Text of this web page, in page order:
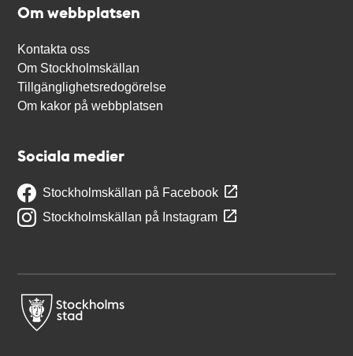
Om webbplatsen
Kontakta oss
Om Stockholmskällan
Tillgänglighetsredogörelse
Om kakor på webbplatsen
Sociala medier
Stockholmskällan på Facebook
Stockholmskällan på Instagram